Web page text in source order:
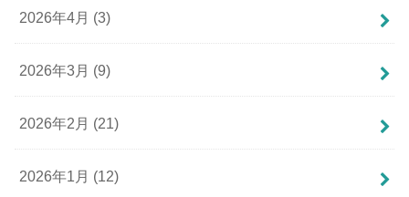
2026年4月 (3)
2026年3月 (9)
2026年2月 (21)
2026年1月 (12)